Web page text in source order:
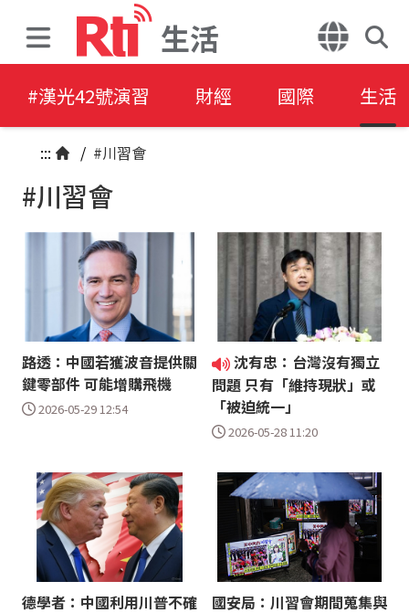
生活
#漢光42號演習 財經 國際 生活
::: / #川習會
#川習會
路透：中國若獲波音提供關
鍵零部件 可能增購飛機
2026-05-29 12:54
沈有忠：台灣沒有獨立
問題 只有「維持現狀」或
「被迫統一」
2026-05-28 11:20
德學者：中國利用川普不確
國安局：川習會期間蒐集與